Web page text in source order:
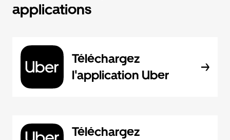
applications
Téléchargez
l'application Uber
Téléchargez